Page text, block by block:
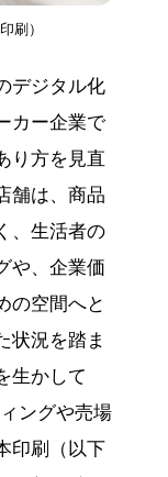
刷）
デジタル化
カー企業で
り方を見直
舗は、商品
、生活者の
や、企業価
の空間へと
状況を踏ま
生かして
ングや売場
印刷（以下